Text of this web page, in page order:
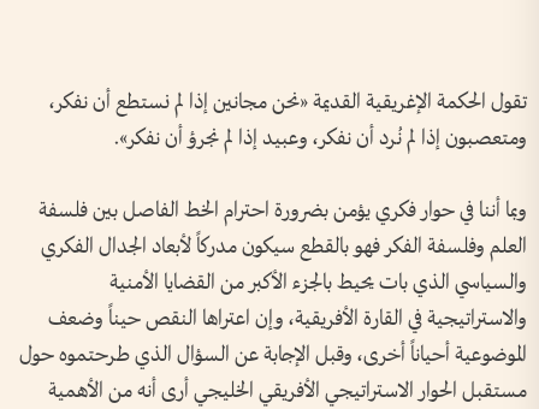
تقول الحكمة الإغريقية القديمة «نحن مجانين إذا لم نستطع أن نفكر،
ومتعصبون إذا لم نُرد أن نفكر، وعبيد إذا لم نجرؤ أن نفكر».
وبما أننا في حوار فكري يؤمن بضرورة احترام الخط الفاصل بين فلسفة
العلم وفلسفة الفكر فهو بالقطع سيكون مدركاً لأبعاد الجدال الفكري
والسياسي الذي بات يحيط بالجزء الأكبر من القضايا الأمنية
والاستراتيجية في القارة الأفريقية، وإن اعتراها النقص حيناً وضعف
الموضوعية أحياناً أخرى، وقبل الإجابة عن السؤال الذي طرحتموه حول
مستقبل الحوار الاستراتيجي الأفريقي الخليجي أرى أنه من الأهمية